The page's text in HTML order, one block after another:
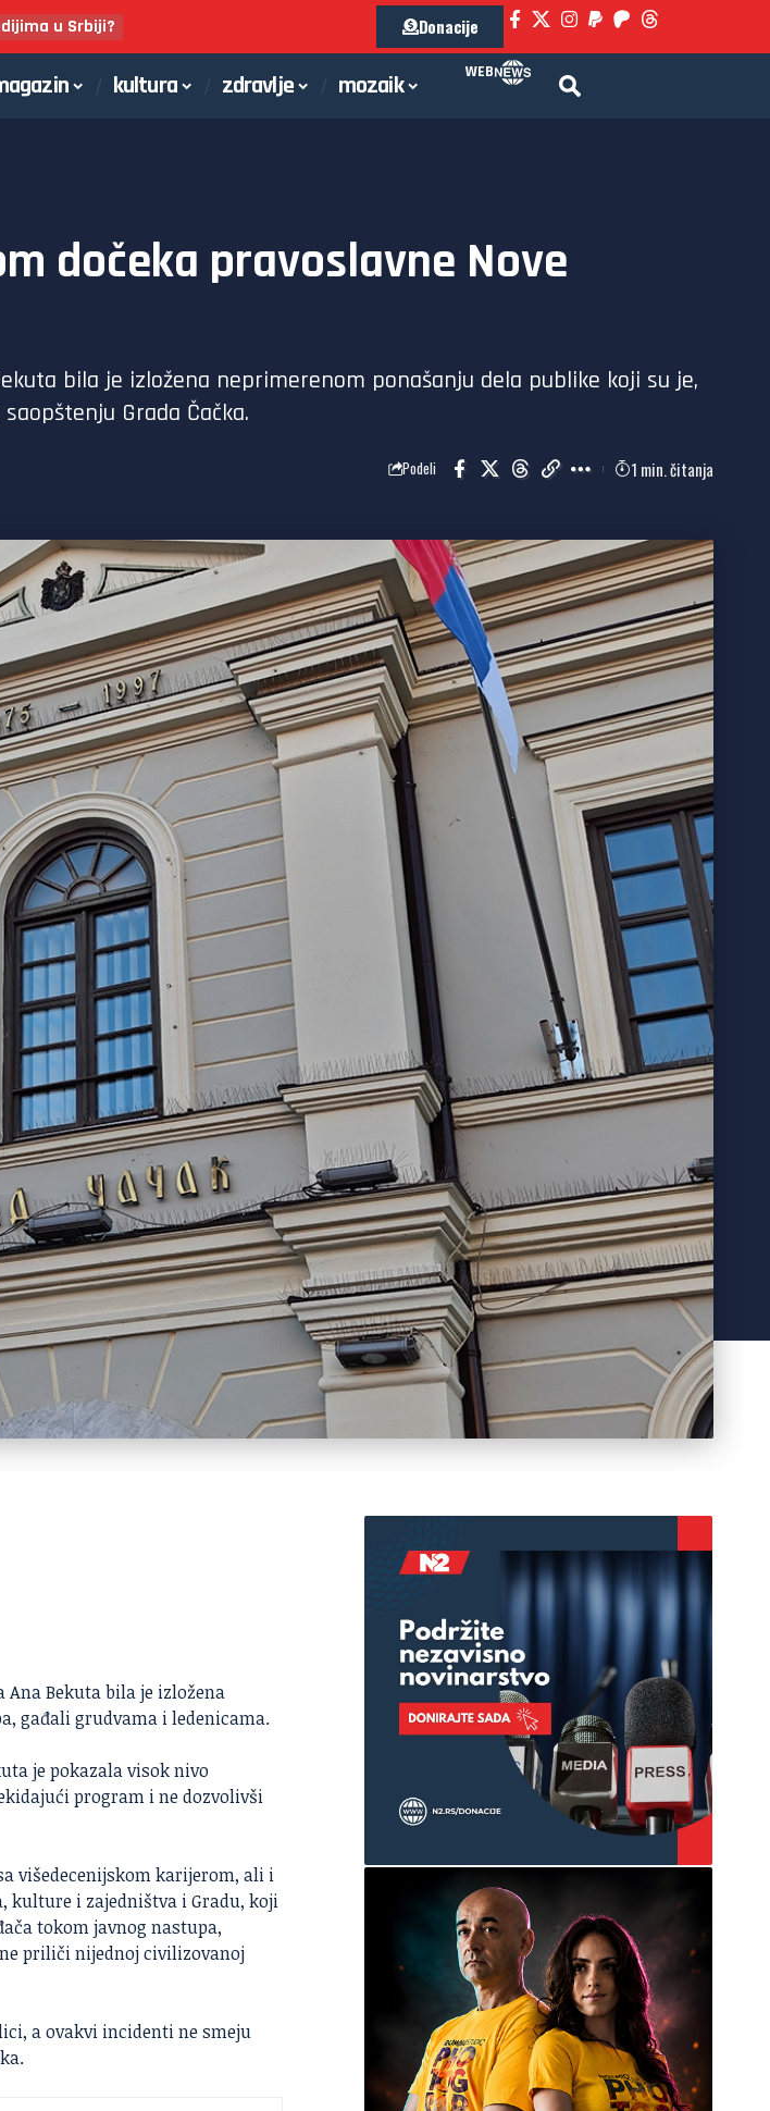
u Srbiji? Donacije
kultura zdravlje mozaik WEB
dočeka pravoslavne Nove
bila je izložena neprimerenom ponašanju dela publike koji su je,
Grada Čačka.
Podeli 1 min. čitanja
Ana Bekuta bila je izložena
gađali grudvama i ledenicama.
je pokazala visok nivo
program i ne dozvolivši
višedecenijskom karijerom, ali i
kulture i zajedništva i Gradu, koji
tokom javnog nastupa,
priliči nijednoj civilizovanoj
a ovakvi incidenti ne smeju